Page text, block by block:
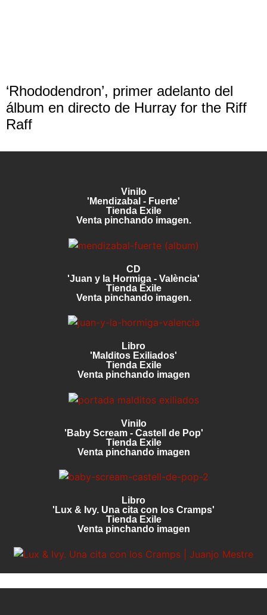
‘Rhododendron’, primer adelanto del
álbum en directo de Hurray for the Riff
Raff
Vinilo
'Mendizabal - Fuerte'
Tienda Exile
Venta pinchando imagen.
CD
'Juan y la Hormiga - València'
Tienda Exile
Venta pinchando imagen.
Libro
'Malditos Exiliados'
Tienda Exile
Venta pinchando imagen
Vinilo
'Baby Scream - Castell de Pop'
Tienda Exile
Venta pinchando imagen
Libro
'Lux & Ivy. Una cita con los Cramps'
Tienda Exile
Venta pinchando imagen